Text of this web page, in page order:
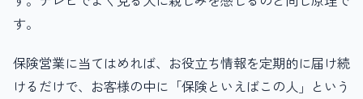
す。
保険営業に当てはめれば、お役立ち情報を定期的に届け続
けるだけで、お客様の中に「保険といえばこの人」という